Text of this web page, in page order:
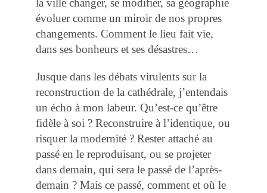
la ville changer, se modifier, sa géographie
évoluer comme un miroir de nos propres
changements. Comment le lieu fait vie,
dans ses bonheurs et ses désastres…
Jusque dans les débats virulents sur la
reconstruction de la cathédrale, j’entendais
un écho à mon labeur. Qu’est-ce qu’être
fidèle à soi ? Reconstruire à l’identique, ou
risquer la modernité ? Rester attaché au
passé en le reproduisant, ou se projeter
dans demain, qui sera le passé de l’après-
demain ? Mais ce passé, comment et où le